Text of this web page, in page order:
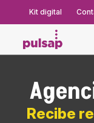
Kit digital
Recibe